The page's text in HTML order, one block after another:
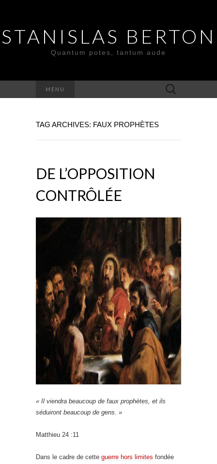
STANISLAS BERTON
Quantum potes, tantum aude
MENU
Search
for:
TAG ARCHIVES: FAUX PROPHÈTES
DE L’OPPOSITION
CONTRÔLÉE
« Il viendra beaucoup de faux prophètes, et ils
séduiront beaucoup de gens. »
Matthieu 24 :11
Dans le cadre de cette guerre hors limites fondée